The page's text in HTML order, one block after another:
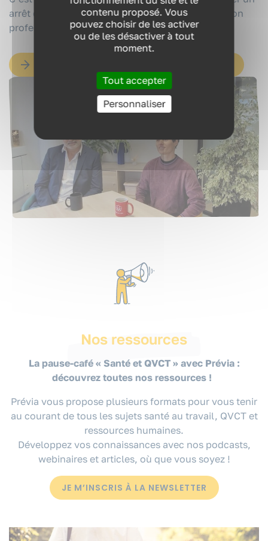
RESSOURCES
CONTACT
arrêt de travail en véritable étape de reconstruction
professionnelle.
Nos ressources
La pause-café « Santé et QVCT » avec Prévia :
découvrez toutes nos ressources !
Prévia vous propose plusieurs formats pour vous tenir
au courant de tous les sujets santé au travail, QVCT et
ressources humaines.
Développez vos connaissances avec nos podcasts,
webinaires et articles, où que vous soyez !
JE M’INSCRIS À LA NEWSLETTER
contenu proposé. Vous
pouvez choisir de les activer
ou de les désactiver à tout
moment.
Tout accepter
Personnaliser